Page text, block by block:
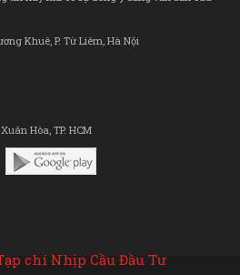
Khuê, P. Từ Liêm, Hà Nội
Hòa, TP. HCM
chí Nhịp Cầu Đầu Tư